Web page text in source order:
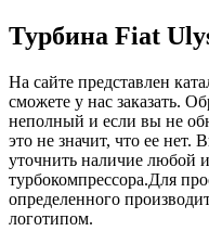
Турбина Fiat
На сайте представлен
сможете у нас заказать.
неполный и если вы не
это не значит, что ее
уточнить наличие любой
турбокомпрессора.Для
определенного
логотипом.